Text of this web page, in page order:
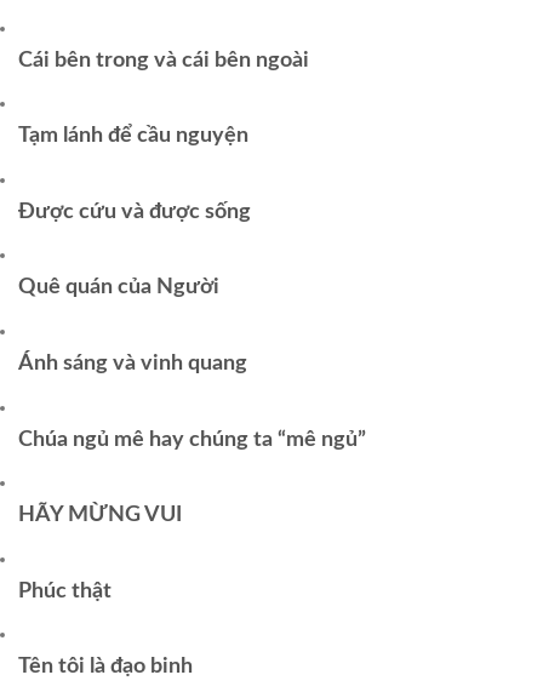
Cái bên trong và cái bên ngoài
Tạm lánh để cầu nguyện
Được cứu và được sống
Quê quán của Người
Ánh sáng và vinh quang
Chúa ngủ mê hay chúng ta “mê ngủ”
HÃY MỪNG VUI
Phúc thật
Tên tôi là đạo binh